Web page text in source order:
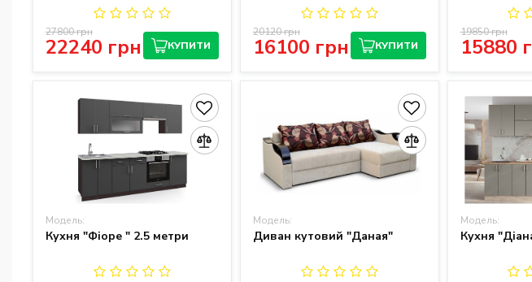
22240 грн
27800 грн
КУПИТИ
16100 грн
20120 грн
КУПИТИ
15880
19850 грн
Модель:
Кухня "Фіоре " 2.5 метри
Модель:
Диван кутовий "Даная"
Модель:
Кухня